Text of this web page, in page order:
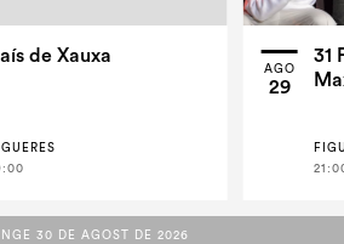
de Xauxa
AGO
29
31
30 DE AGOST DE 2026
30 DE AGOST DE 2026